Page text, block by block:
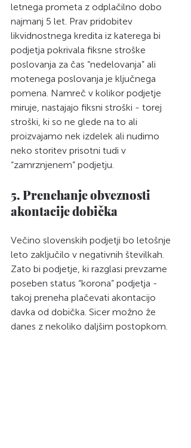
letnega prometa z odplačilno dobo
najmanj 5 let. Prav pridobitev
likvidnostnega kredita iz katerega bi
podjetja pokrivala fiksne stroške
poslovanja za čas “nedelovanja” ali
motenega poslovanja je ključnega
pomena. Namreč v kolikor podjetje
miruje, nastajajo fiksni stroški - torej
stroški, ki so ne glede na to ali
proizvajamo nek izdelek ali nudimo
neko storitev prisotni tudi v
“zamrznjenem” podjetju.
5. Prenehanje obveznosti
akontacije dobička
Večino slovenskih podjetji bo letošnje
leto zaključilo v negativnih številkah.
Zato bi podjetje, ki razglasi prevzame
poseben status “korona” podjetja -
takoj preneha plačevati akontacijo
davka od dobička. Sicer možno že
danes z nekoliko daljšim postopkom.